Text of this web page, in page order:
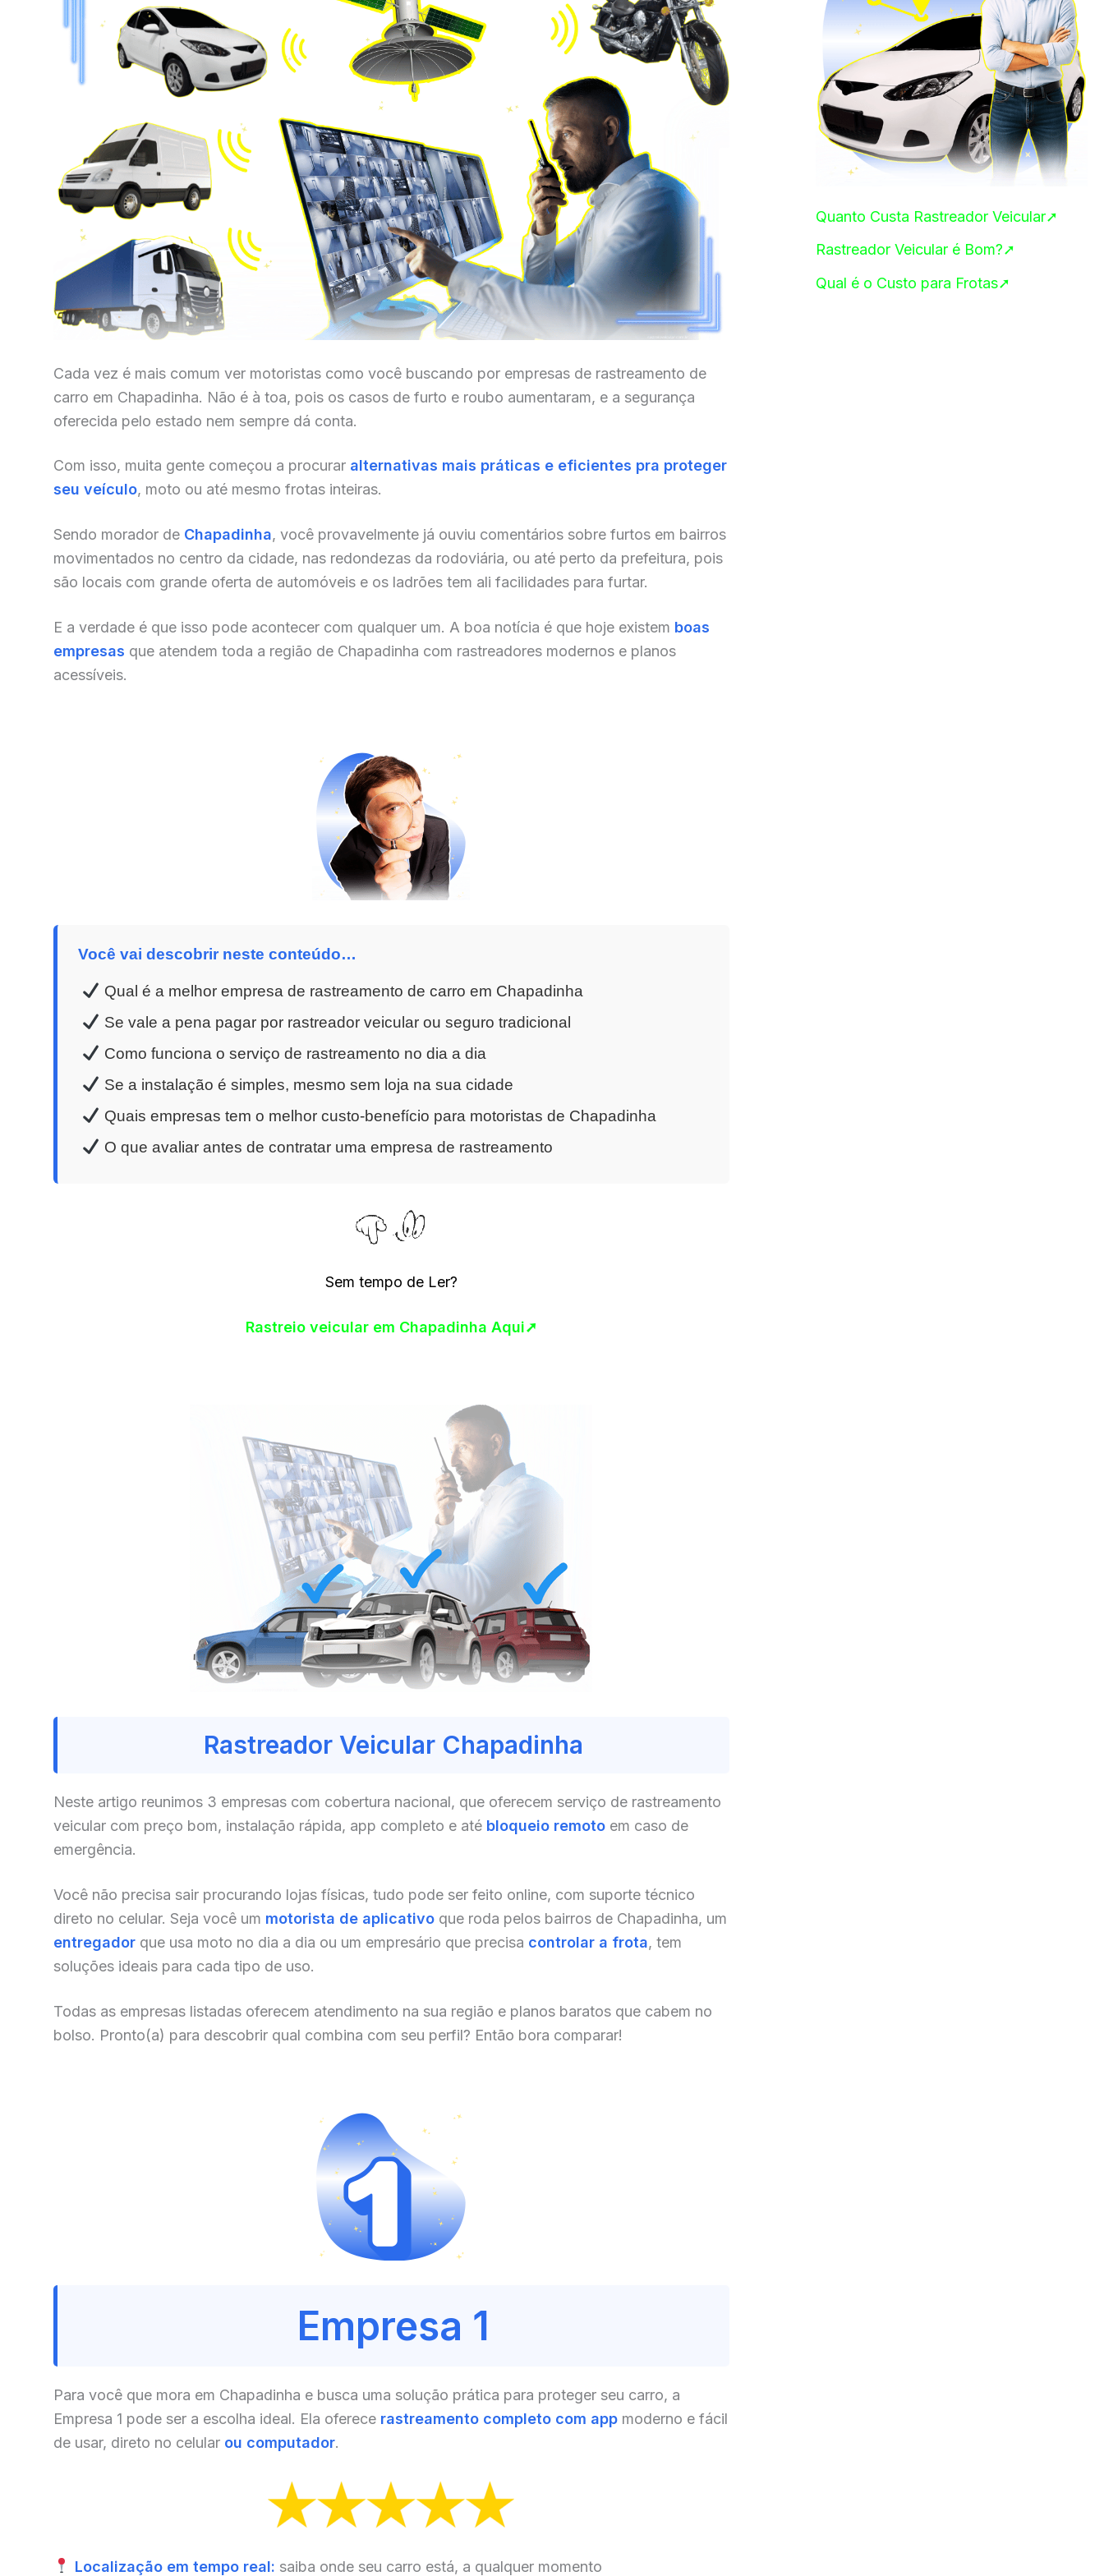
Cada vez é mais comum ver motoristas como você buscando por empresas de rastreamento de
carro em Chapadinha. Não é à toa, pois os casos de furto e roubo aumentaram, e a segurança
oferecida pelo estado nem sempre dá conta.
Com isso, muita gente começou a procurar alternativas mais práticas e eficientes pra proteger
seu veículo, moto ou até mesmo frotas inteiras.
Sendo morador de Chapadinha, você provavelmente já ouviu comentários sobre furtos em bairros
movimentados no centro da cidade, nas redondezas da rodoviária, ou até perto da prefeitura, pois
são locais com grande oferta de automóveis e os ladrões tem ali facilidades para furtar.
E a verdade é que isso pode acontecer com qualquer um. A boa notícia é que hoje existem boas
empresas que atendem toda a região de Chapadinha com rastreadores modernos e planos
acessíveis.
Você vai descobrir neste conteúdo…
Qual é a melhor empresa de rastreamento de carro em Chapadinha
Se vale a pena pagar por rastreador veicular ou seguro tradicional
Como funciona o serviço de rastreamento no dia a dia
Se a instalação é simples, mesmo sem loja na sua cidade
Quais empresas tem o melhor custo-benefício para motoristas de Chapadinha
O que avaliar antes de contratar uma empresa de rastreamento
Sem tempo de Ler?
Rastreio veicular em Chapadinha Aqui➚
Rastreador Veicular Chapadinha
Neste artigo reunimos 3 empresas com cobertura nacional, que oferecem serviço de rastreamento
veicular com preço bom, instalação rápida, app completo e até bloqueio remoto em caso de
emergência.
Você não precisa sair procurando lojas físicas, tudo pode ser feito online, com suporte técnico
direto no celular. Seja você um motorista de aplicativo que roda pelos bairros de Chapadinha, um
entregador que usa moto no dia a dia ou um empresário que precisa controlar a frota, tem
soluções ideais para cada tipo de uso.
Todas as empresas listadas oferecem atendimento na sua região e planos baratos que cabem no
bolso. Pronto(a) para descobrir qual combina com seu perfil? Então bora comparar!
Empresa 1
Para você que mora em Chapadinha e busca uma solução prática para proteger seu carro, a
Empresa 1 pode ser a escolha ideal. Ela oferece rastreamento completo com app moderno e fácil
de usar, direto no celular ou computador.
Localização em tempo real: saiba onde seu carro está, a qualquer momento
Quanto Custa Rastreador Veicular➚
Rastreador Veicular é Bom?➚
Qual é o Custo para Frotas➚